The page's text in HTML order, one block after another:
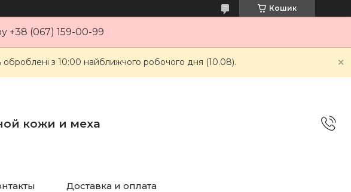
Кошик
+38 (067) 159-00-99
з 10:00 найближчого робочого дня (10.08).
кожи и меха
Доставка и оплата